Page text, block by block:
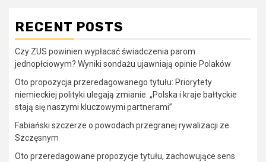
RECENT POSTS
Czy ZUS powinien wypłacać świadczenia parom
jednopłciowym? Wyniki sondażu ujawniają opinie Polaków
Oto propozycja przeredagowanego tytułu: Priorytety
niemieckiej polityki ulegają zmianie. „Polska i kraje bałtyckie
stają się naszymi kluczowymi partnerami”
Fabiański szczerze o powodach przegranej rywalizacji ze
Szczęsnym
Oto przeredagowane propozycje tytułu, zachowujące sens